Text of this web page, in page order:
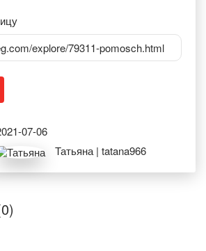
explore/79311-pomosch.html
07-06
Татьяна | tatana966